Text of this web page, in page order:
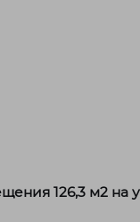
126,3 м2 на